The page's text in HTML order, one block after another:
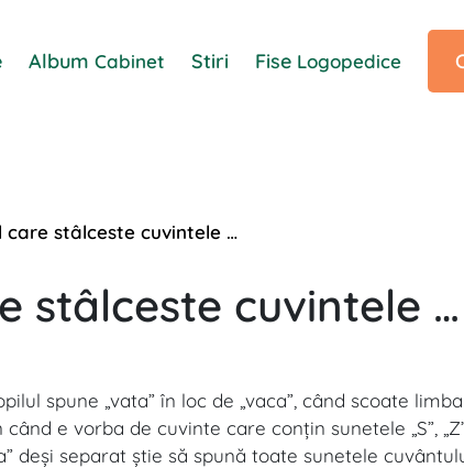
AlbumCabinet Stiri Fise Logopedice
care stâlceste cuvintele …
stâlceste cuvintele …
spune „vata” în loc de „vaca”, când scoate
e vorba de cuvinte care conţin sunetele „S”, „Z”,
deşi separat ştie să spună toate sunetele